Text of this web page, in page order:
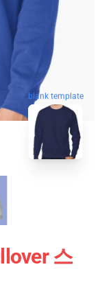
blank template
스